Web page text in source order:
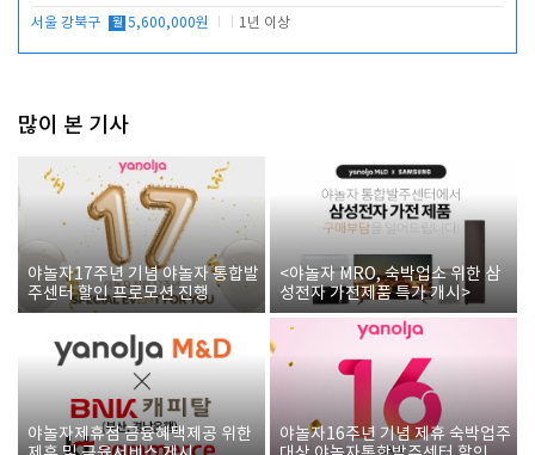
서울 강북구 월 5,600,000원 1년 이상
많이 본 기사
야놀자17주년 기념 야놀자 통합발
주센터 할인 프로모션 진행
<야놀자 MRO, 숙박업소 위한 삼
성전자 가전제품 특가 개시>
야놀자제휴점 금융혜택제공 위한
야놀자16주년 기념 제휴 숙박업주